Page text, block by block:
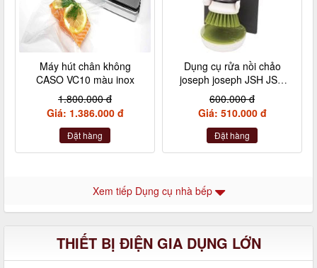
Máy hút chân không
CASO VC10 màu inox
1.800.000 đ
Giá: 1.386.000 đ
Đặt hàng
Dụng cụ rửa nồi chảo
joseph joseph JSH JSH
Palm Srub
600.000 đ
Giá: 510.000 đ
Đặt hàng
Xem tiếp Dụng cụ nhà bếp
THIẾT BỊ ĐIỆN GIA DỤNG LỚN